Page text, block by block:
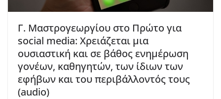
Γ. Μαστρογεωργίου στο Πρώτο για
social media: Χρειάζεται μια
ουσιαστική και σε βάθος ενημέρωση
γονέων, καθηγητών, των ίδιων των
εφήβων και του περιβάλλοντός τους
(audio)